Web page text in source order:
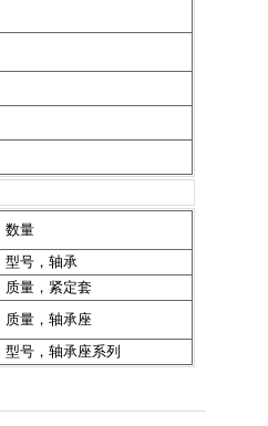
数量
型号，轴承
质量，紧定套
质量，轴承座
型号，轴承座系列